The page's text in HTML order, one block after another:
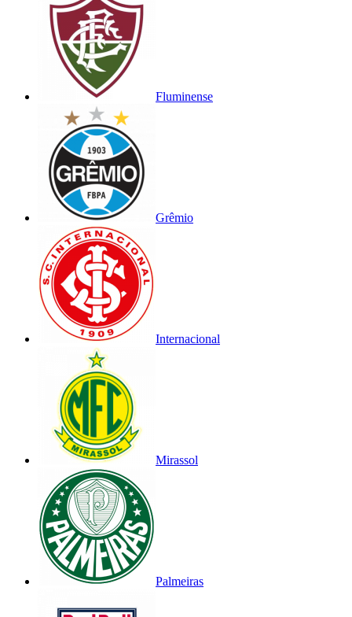
Fluminense
Grêmio
Internacional
Mirassol
Palmeiras